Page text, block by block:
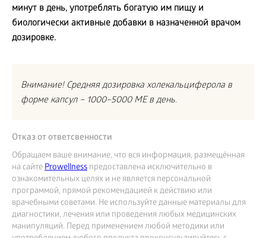
минут в день, употреблять богатую им пищу и
биологически активные добавки в назначенной врачом
дозировке.
Внимание! Средняя дозировка холекальциферола в
форме капсул – 1000–5000 МЕ в день.
Отказ от ответсвенности
Обращаем ваше внимание, что вся информация, размещённая
на сайтеProwellness предоставлена исключительно в
ознакомительных целях и не является персональной
программой, прямой рекомендацией к действию или
врачебными советами. Не используйте данные материалы для
диагностики, лечения или проведения любых медицинских
манипуляций. Перед применением любой методики или